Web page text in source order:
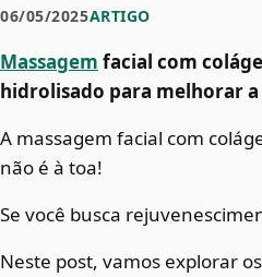
06/05/2025ARTIGO
Massagem facial com
hidrolisado para melhorar
A massagem facial com
não é à toa!
Se você busca
Neste post, vamos explorar